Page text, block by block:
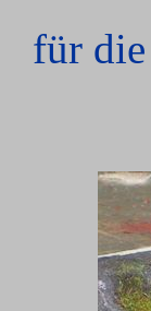
für